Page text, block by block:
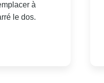
à
le dos.